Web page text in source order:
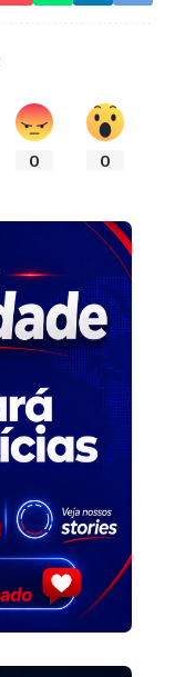
0 0